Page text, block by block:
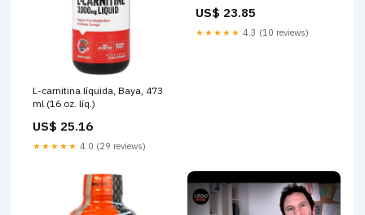
L-carnitina líquida, Baya, 473
ml (16 oz. líq.)
US$ 25.16
★★★★★ 4.0 (29 reviews)
US$ 23.85
★★★★★ 4.3 (10 reviews)